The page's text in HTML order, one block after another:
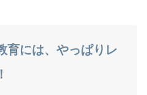
育には、やっぱりレ